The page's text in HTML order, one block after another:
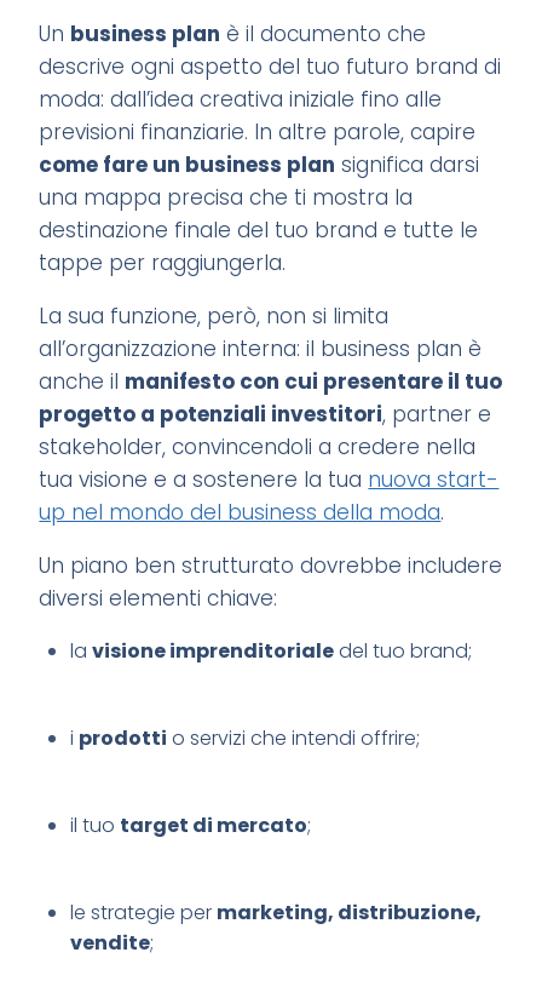
Un business plan è il documento che
descrive ogni aspetto del tuo futuro brand di
moda: dall’idea creativa iniziale fino alle
previsioni finanziarie. In altre parole, capire
come fare un business plan significa darsi
una mappa precisa che ti mostra la
destinazione finale del tuo brand e tutte le
tappe per raggiungerla.
La sua funzione, però, non si limita
all’organizzazione interna: il business plan è
anche il manifesto con cui presentare il tuo
progetto a potenziali investitori, partner e
stakeholder, convincendoli a credere nella
tua visione e a sostenere la tua nuova start-
up nel mondo del business della moda.
Un piano ben strutturato dovrebbe includere
diversi elementi chiave:
la visione imprenditorialedel tuo brand;
i prodotti o servizi che intendi offrire;
il tuo target di mercato;
le strategie per marketing, distribuzione,
vendite;